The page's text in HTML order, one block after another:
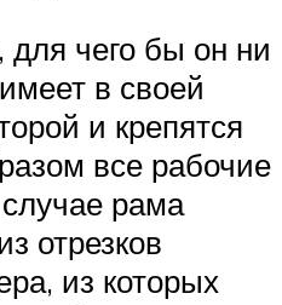
чего бы он ни
в своей
и крепятся
все рабочие
рама
отрезков
из которых